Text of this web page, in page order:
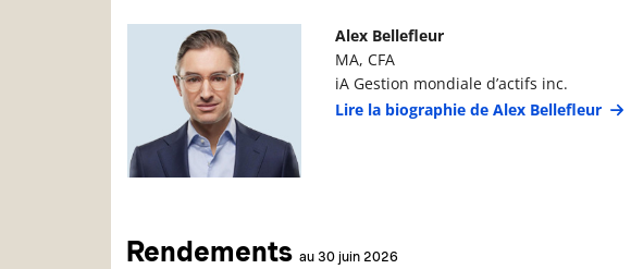
Photo du gestionnaire de portefeuille
Alex Bellefleur
MA, CFA
iA Gestion mondiale d’actifs inc.
Lire la biographie de Alex Bellefleur
Rendements au 30 juin 2026